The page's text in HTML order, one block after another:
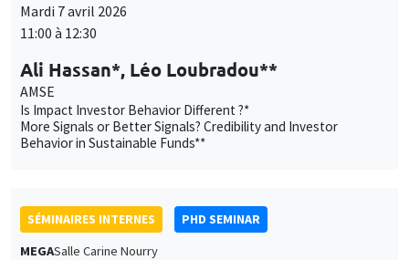
Mardi 7 avril 2026
11:00 à 12:30
Ali Hassan*, Léo Loubradou**
AMSE
Is Impact Investor Behavior Different ?*
More Signals or Better Signals? Credibility and Investor
Behavior in Sustainable Funds**
SÉMINAIRES INTERNES
PHD SEMINAR
MEGASalle Carine Nourry